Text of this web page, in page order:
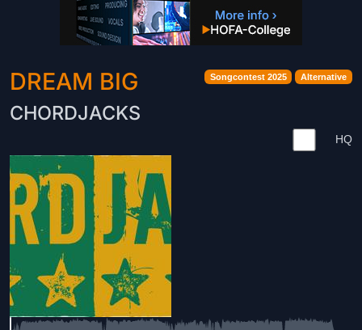
Songcontest 2025 Alternative
DREAM BIG
CHORDJACKS
HQ